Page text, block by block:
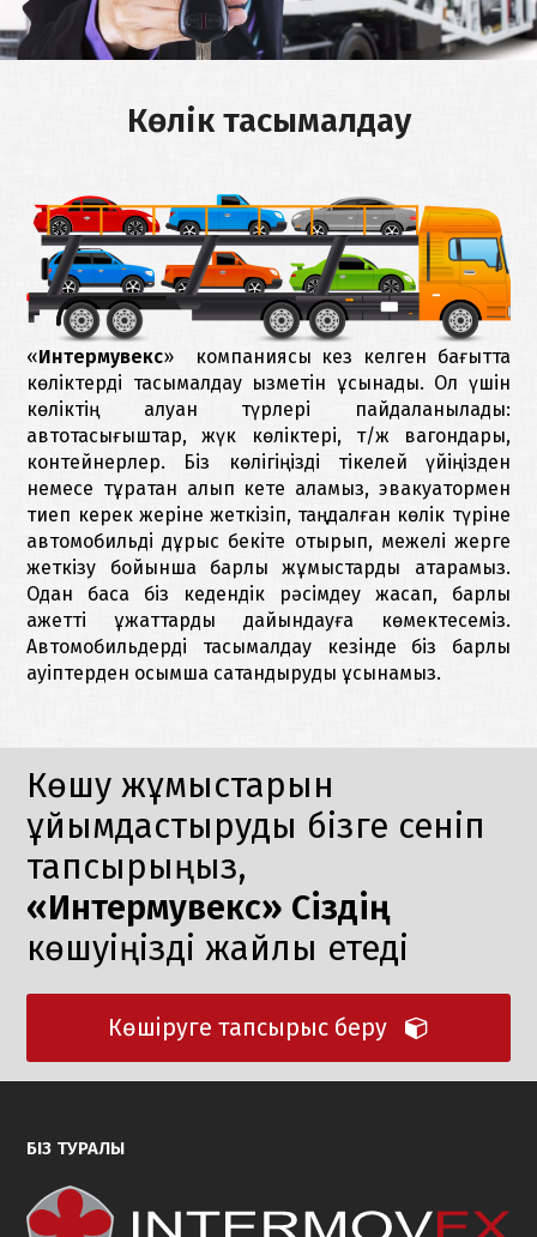
тасымалдау
сақтандыру
Кедендік
тазарту
КОМПАНИЯ
ТУРАЛЫ
БАЙЛАНЫСТАР
ҚАЗАҚША
Көлік тасымалдау
«Интермувекс» компаниясы кез келген бағытта
көліктерді тасымалдау қызметін ұсынады. Ол үшін
көліктің алуан түрлері пайдаланылады:
автотасығыштар, жүк көліктері, т/ж вагондары,
контейнерлер. Біз көлігіңізді тікелей үйіңізден
немесе тұрақтан алып кете аламыз, эвакуатормен
тиеп керек жеріне жеткізіп, таңдалған көлік түріне
автомобильді дұрыс бекіте отырып, межелі жерге
жеткізу бойынша барлық жұмыстарды атқарамыз.
Одан басқа біз кедендік рәсімдеу жасап, барлық
қажетті құжаттарды дайындауға көмектесеміз.
Автомобильдерді тасымалдау кезінде біз барлық
қауіптерден қосымша сақтандыруды ұсынамыз.
Көшу жұмыстарын
ұйымдастыруды бізге сеніп
тапсырыңыз,
«Интермувекс» Сіздің
көшуіңізді жайлы етеді
Көшіруге тапсырыс беру
БІЗ ТУРАЛЫ